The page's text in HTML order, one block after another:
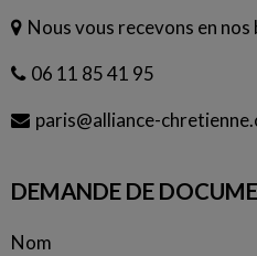
Nous vous recevons en nos
06 11 85 41 95
paris@alliance-
DEMANDE DE
Nom